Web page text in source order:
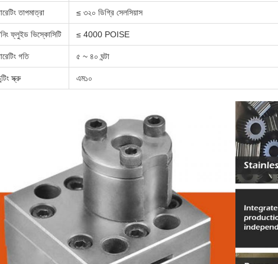
তাপমাত্রা ≤ ৩২০ ডিগ্রি সেলসিয়াস
ফ্লুইড ভিস্কোসিটি ≤ 4000 POISE
গতি ৫ ~ ৪০ ঘন্টা
স্ক্রু এম১০